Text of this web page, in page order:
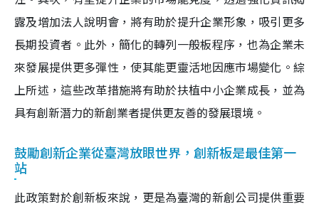
露及增加法人說明會，將有助於提升企業形象，吸引更多
長期投資者。此外，簡化的轉列一般板程序，也為企業未
來發展提供更多彈性，使其能更靈活地因應市場變化。綜
上所述，這些改革措施將有助於扶植中小企業成長，並為
具有創新潛力的新創業者提供更友善的發展環境。
鼓勵創新企業從臺灣放眼世界，創新板是最佳第一
站
此政策對於創新板來說，更是為臺灣的新創公司提供重要